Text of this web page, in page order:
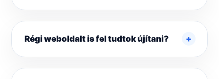
Régi weboldalt is fel tudtok újítani?